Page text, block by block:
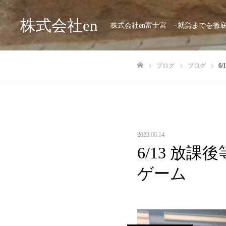
株式会社en 株式会社en富士宮 ~就労までを徹
ブログ ブログ 6/
2023.06.14
6/13 放課
ゲーム